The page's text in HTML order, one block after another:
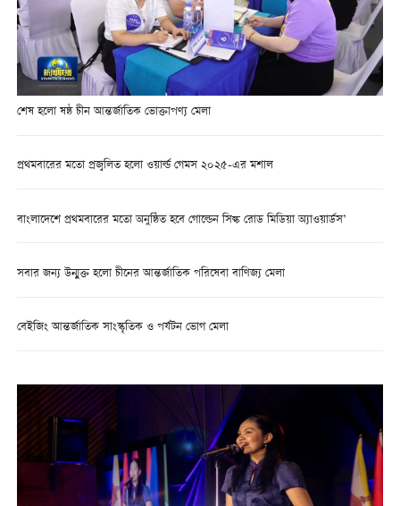
শেষ হলো ষষ্ঠ চীন আন্তর্জাতিক ভোক্তাপণ্য মেলা
প্রথমবারের মতো প্রজ্বলিত হলো ওয়ার্ল্ড গেমস ২০২৫-এর মশাল
বাংলাদেশে প্রথমবারের মতো অনুষ্ঠিত হবে গোল্ডেন সিল্ক রোড মিডিয়া অ্যাওয়ার্ডস’
সবার জন্য উন্মুক্ত হলো চীনের আন্তর্জাতিক পরিষেবা বাণিজ্য মেলা
বেইজিং আন্তর্জাতিক সাংস্কৃতিক ও পর্যটন ভোগ মেলা